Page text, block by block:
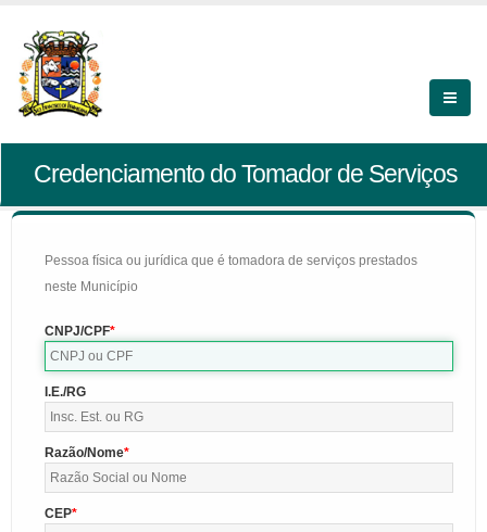
Credenciamento do Tomador de Serviços
Pessoa física ou jurídica que é tomadora de serviços prestados
neste Município
CNPJ/CPF
I.E./RG
Razão/Nome
CEP